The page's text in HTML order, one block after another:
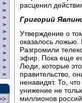
>
>
>
>
>
>
>
>
>
>
>
расценил
Григорий
Утверждение о
оказалось
Разгромили
эфир. Пока еще
Люди, которые
правительство,
ненавидят. То,
унижение не
миллионов